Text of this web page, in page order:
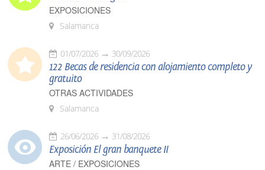
EXPOSICIONES
Salamanca
01/07/2026 30/09/2026
122 Becas de residencia con alojamiento completo y
gratuito
OTRAS ACTIVIDADES
Salamanca
26/06/2026 31/08/2026
Exposición El gran banquete II
ARTE / EXPOSICIONES